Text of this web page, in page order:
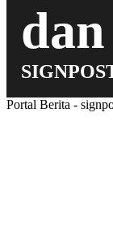
Portal Berita -